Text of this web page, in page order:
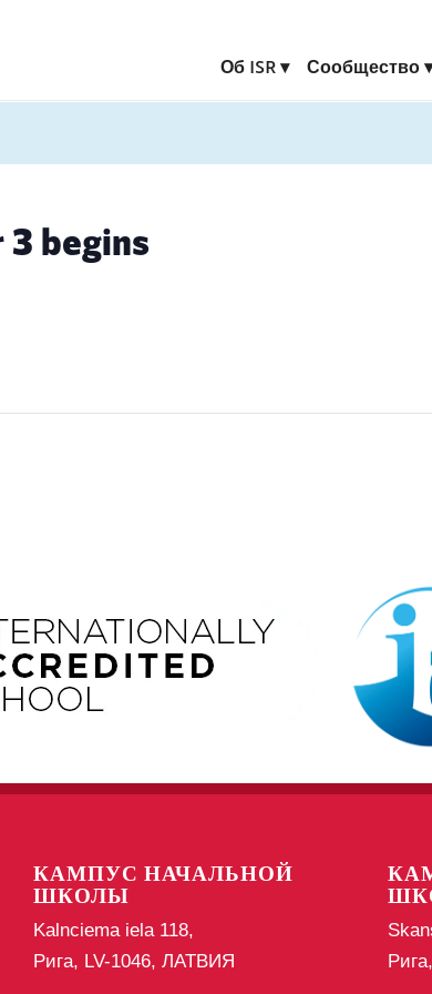
Об ISR Сообщество
begins
КАМПУС НАЧАЛЬНОЙ
ШКОЛЫ
Kalnciema iela 118,
Рига, LV-1046, ЛАТВИЯ